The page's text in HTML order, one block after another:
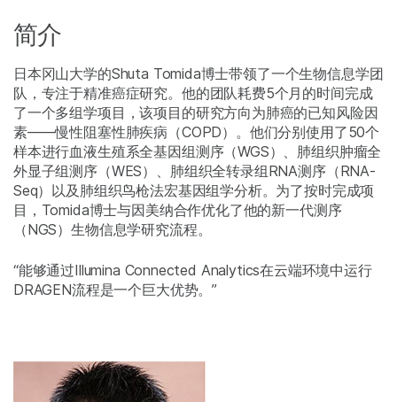
简介
日本冈山大学的Shuta Tomida博士带领了一个生物信息学团
队，专注于精准癌症研究。他的团队耗费5个月的时间完成
了一个多组学项目，该项目的研究方向为肺癌的已知风险因
素——慢性阻塞性肺疾病（COPD）。他们分别使用了50个
样本进行血液生殖系全基因组测序（WGS）、肺组织肿瘤全
外显子组测序（WES）、肺组织全转录组RNA测序（RNA-
Seq）以及肺组织鸟枪法宏基因组学分析。为了按时完成项
目，Tomida博士与因美纳合作优化了他的新一代测序
（NGS）生物信息学研究流程。
“能够通过Illumina Connected Analytics在云端环境中运行
DRAGEN流程是一个巨大优势。”